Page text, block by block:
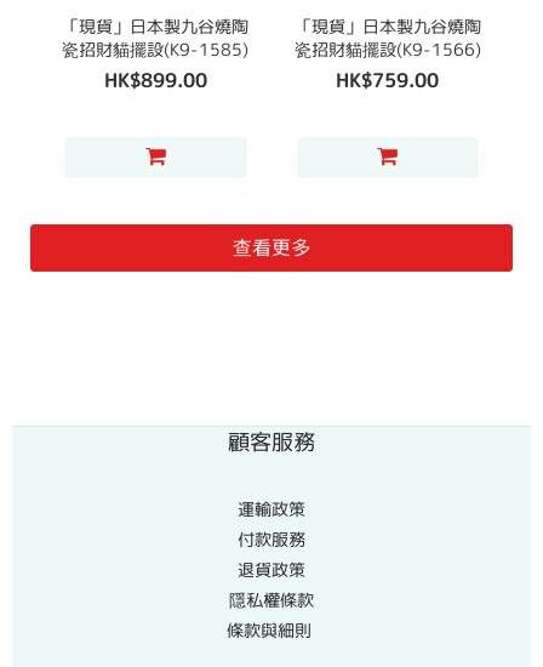
「現貨」日本製九谷燒陶
瓷招財貓擺設(K9-1585)
HK$899.00
「現貨」日本製九谷燒陶
瓷招財貓擺設(K9-1566)
HK$759.00
查看更多
顧客服務
運輸政策
付款服務
退貨政策
隱私權條款
條款與細則